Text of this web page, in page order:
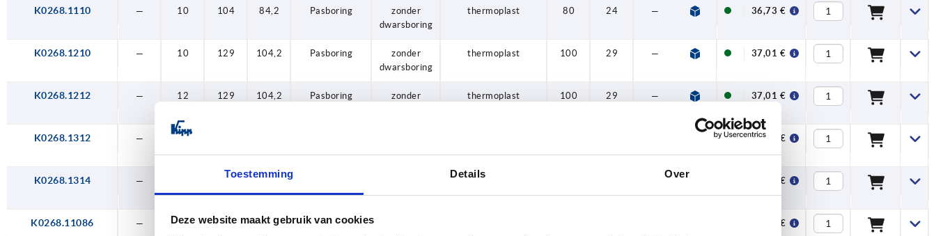
Toestemming Details Over
Deze website maakt gebruik van cookies
K0268.1110 — 10 104 84,2 Pasboring
zonder
dwarsboring
thermoplast 80 24 — 47,5 13 — 12,7 —
36,73 €
K0268.1210 — 10 129 104,2 Pasboring
zonder
dwarsboring
thermoplast 100 29 — 58,5 13 — 15,7 —
37,01 €
K0268.1212 — 12 129 104,2 Pasboring
zonder
thermoplast 100 29 — 58,5 13 — 15,7 —
37,01 €
K0268.1312 — 12 44 18,5 — 19,5 —
37,67 €
K0268.1314 — 161 139
dwarsboring
thermoplast 18,5 — 19,5 —
37,67 €
K0268.11086 — 8 104 84,2 Pasboring 13 7,5 12,7 —
39,71 €